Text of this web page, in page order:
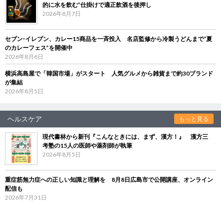
的に水を飲む”仕掛けで適正飲酒を後押し
2026年8月7日
セブン‐イレブン、カレー15商品を一斉投入 名店監修から冷製うどんまで“夏
のカレーフェス”を開催中
2026年8月6日
横浜高島屋で「韓国市場」がスタート 人気グルメから雑貨まで約30ブランド
が集結
2026年8月5日
ヘルスケア もっと見る
現代書林から新刊『こんなときには、まず、漢方！』 漢方三
考塾の15人の医師や薬剤師が執筆
2026年8月5日
重症筋無力症への正しい知識と理解を 8月8日広島市で公開講座、オンライン
配信も
2026年7月31日